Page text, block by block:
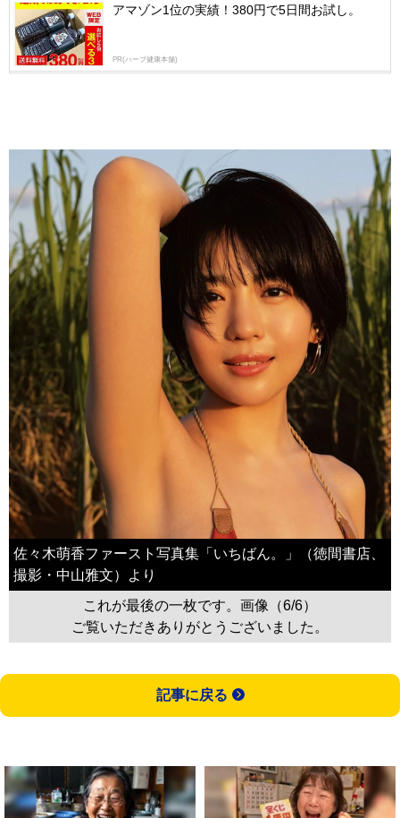
アマゾン1位の実績！380円で5日間お試し。
PR(ハーブ健康本舗)
佐々木萌香ファースト写真集「いちばん。」（徳間書店、
撮影・中山雅文）より
これが最後の一枚です。画像（6/6）
ご覧いただきありがとうございました。
記事に戻る